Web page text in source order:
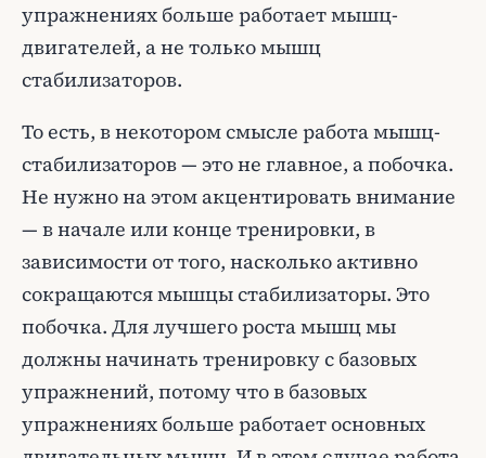
упражнениях больше работает мышц-
двигателей, а не только мышц
стабилизаторов.
То есть, в некотором смысле работа мышц-
стабилизаторов — это не главное, а побочка.
Не нужно на этом акцентировать внимание
— в начале или конце тренировки, в
зависимости от того, насколько активно
сокращаются мышцы стабилизаторы. Это
побочка. Для лучшего роста мышц мы
должны начинать тренировку с базовых
упражнений, потому что в базовых
упражнениях больше работает основных